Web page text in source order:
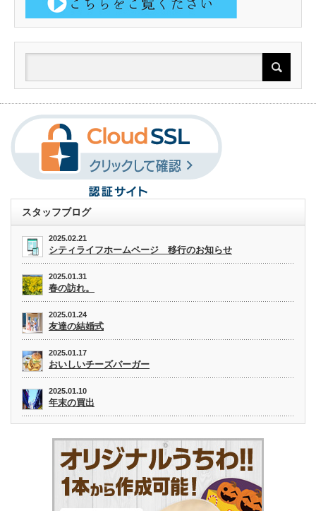
スタッフブログ
2025.02.21
シティライフホームページ 移行のお知らせ
2025.01.31
春の訪れ。
2025.01.24
友達の結婚式
2025.01.17
おいしいチーズバーガー
2025.01.10
年末の買出